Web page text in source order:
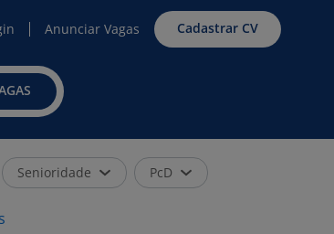
Anunciar Vagas Cadastrar CV
Senioridade PcD